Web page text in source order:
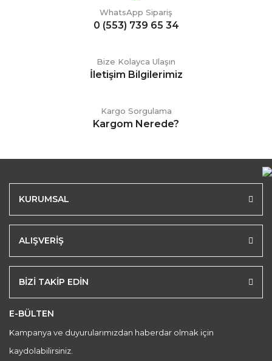
WhatsApp Sipariş
0 (553) 739 65 34
Bize Kolayca Ulaşın
İletişim Bilgilerimiz
Kargo Sorgulama
Kargom Nerede?
KURUMSAL
ALIŞVERİŞ
BİZİ TAKİP EDİN
E-BÜLTEN
Kampanya ve duyurularımızdan haberdar olmak için
kaydolabilirsiniz.